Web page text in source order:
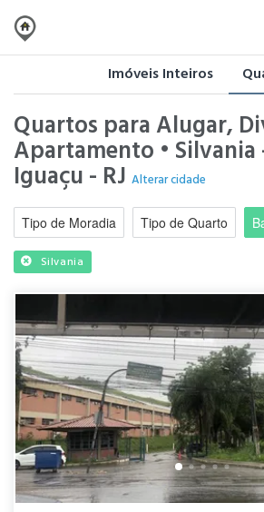
Imóveis Inteiros
Quartos para Alugar,
Apartamento • Silvania
Iguaçu - RJ Alterar cidade
Tipo de Moradia Tipo de Quarto
Silvania